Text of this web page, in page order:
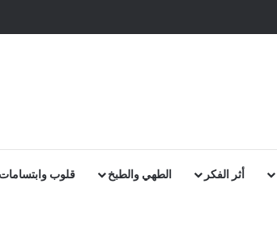
أثر الفكر الطهي والطبخ قلوب وابتسامات